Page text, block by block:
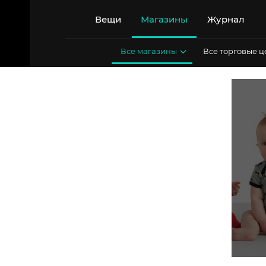
Вещи Магазины Журнал
Все магазины Все торговые